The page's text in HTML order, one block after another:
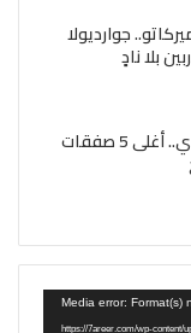
جوارديولا
من مبابي إلى ديوماندي.. أغلى 5 صفقات
Media error: Format(s)